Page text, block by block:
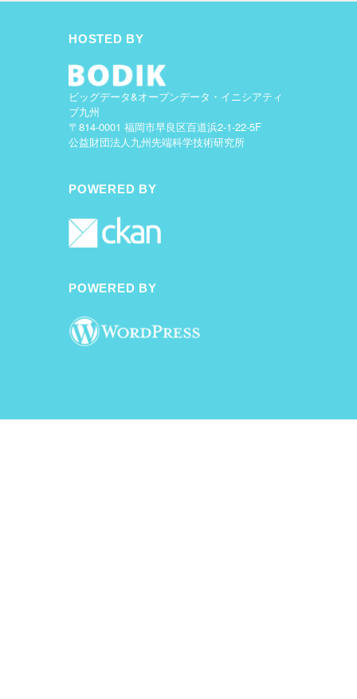
HOSTED BY
ビッグデータ&オープンデータ・イニシアティ
ブ九州
〒814-0001 福岡市早良区百道浜2-1-22-5F
公益財団法人九州先端科学技術研究所
POWERED BY
POWERED BY